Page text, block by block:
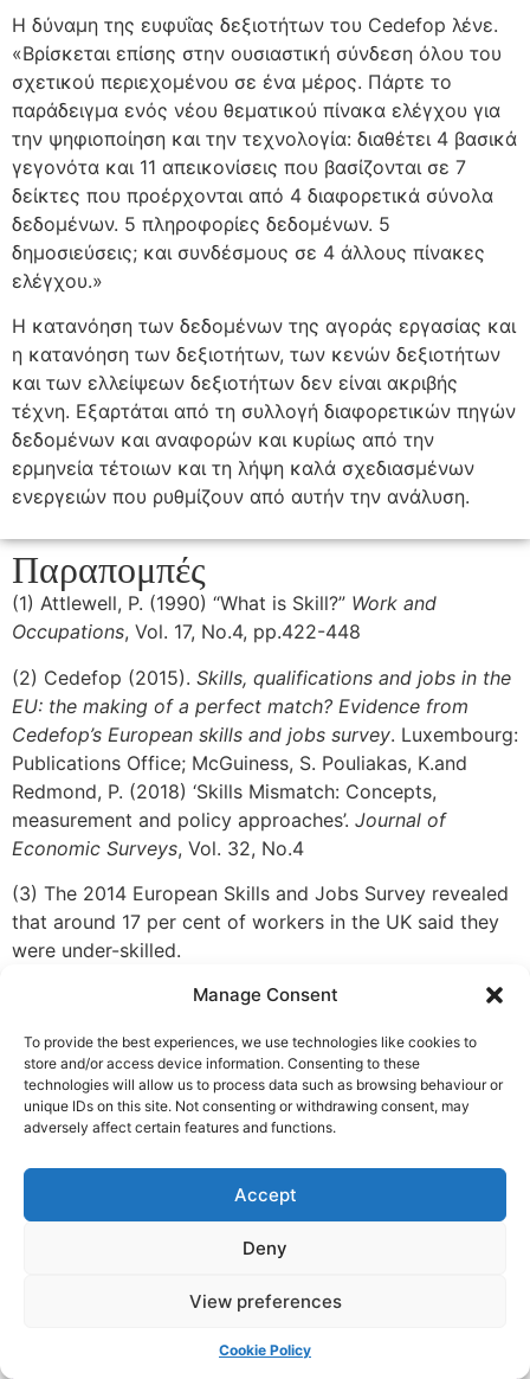
Manage Consent
To provide the best experiences, we use technologies like cookies to
store and/or access device information. Consenting to these
technologies will allow us to process data such as browsing behaviour or
unique IDs on this site. Not consenting or withdrawing consent, may
adversely affect certain features and functions.
Accept
Deny
View preferences
Cookie Policy
Η δύναμη της ευφυΐας δεξιοτήτων του Cedefop λένε.
«Βρίσκεται επίσης στην ουσιαστική σύνδεση όλου του
σχετικού περιεχομένου σε ένα μέρος. Πάρτε το
παράδειγμα ενός νέου θεματικού πίνακα ελέγχου για
την ψηφιοποίηση και την τεχνολογία: διαθέτει 4 βασικά
γεγονότα και 11 απεικονίσεις που βασίζονται σε 7
δείκτες που προέρχονται από 4 διαφορετικά σύνολα
δεδομένων. 5 πληροφορίες δεδομένων. 5
δημοσιεύσεις; και συνδέσμους σε 4 άλλους πίνακες
ελέγχου.»
Η κατανόηση των δεδομένων της αγοράς εργασίας και
η κατανόηση των δεξιοτήτων, των κενών δεξιοτήτων
και των ελλείψεων δεξιοτήτων δεν είναι ακριβής
τέχνη. Εξαρτάται από τη συλλογή διαφορετικών πηγών
δεδομένων και αναφορών και κυρίως από την
ερμηνεία τέτοιων και τη λήψη καλά σχεδιασμένων
ενεργειών που ρυθμίζουν από αυτήν την ανάλυση.
Παραπομπές
(1) Attlewell, P. (1990) “What is Skill?” Work and
Occupations, Vol. 17, No.4, pp.422-448
(2) Cedefop (2015). Skills, qualifications and jobs in the
EU: the making of a perfect match? Evidence from
Cedefop’s European skills and jobs survey. Luxembourg:
Publications Office; McGuiness, S. Pouliakas, K.and
Redmond, P. (2018) ‘Skills Mismatch: Concepts,
measurement and policy approaches’. Journal of
Economic Surveys, Vol. 32, No.4
(3) The 2014 European Skills and Jobs Survey revealed
that around 17 per cent of workers in the UK said they
were under-skilled.
(4) Cedefop (2015).Skills, qualifications and jobs in the
Cedefop’s European skills and jobs survey. Luxembourg:
Publications Office
Κατανόηση των
δεξιοτήτων